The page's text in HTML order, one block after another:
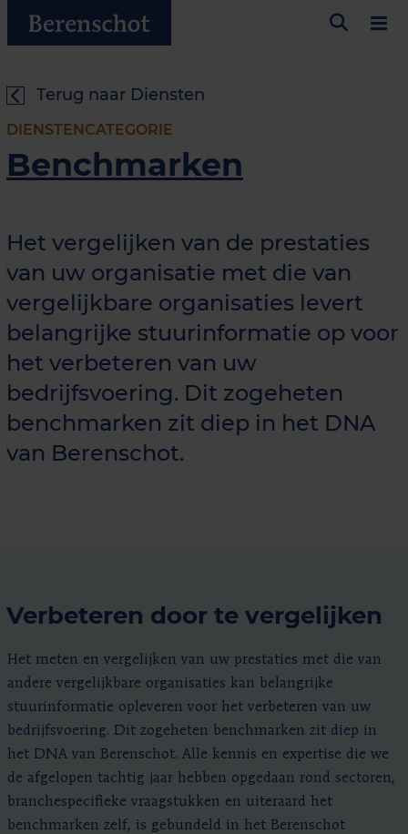
Terug naar Diensten
DIENSTENCATEGORIE
Benchmarken
Het vergelijken van de prestaties
van uw organisatie met die van
vergelijkbare organisaties levert
belangrijke stuurinformatie op voor
het verbeteren van uw
bedrijfsvoering. Dit zogeheten
benchmarken zit diep in het DNA
van Berenschot.
Verbeteren door te vergelijken
Het meten en vergelijken van uw prestaties met die van
andere vergelijkbare organisaties kan belangrijke
stuurinformatie opleveren voor het verbeteren van uw
bedrijfsvoering. Dit zogeheten benchmarken zit diep in
het DNA van Berenschot. Alle kennis en expertise die we
de afgelopen tachtig jaar hebben opgedaan rond sectoren,
branchespecifieke vraagstukken en uiteraard het
benchmarken zelf, is gebundeld in het Berenschot